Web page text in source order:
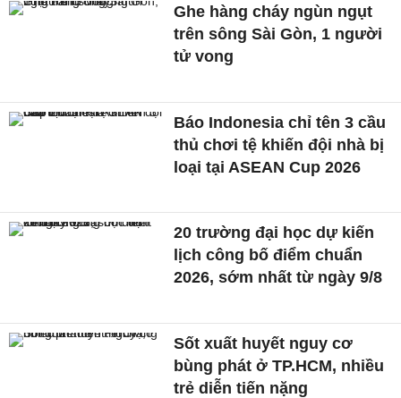
Ghe hàng cháy ngùn ngụt
trên sông Sài Gòn, 1 người
tử vong
Báo Indonesia chỉ tên 3 cầu
thủ chơi tệ khiến đội nhà bị
loại tại ASEAN Cup 2026
20 trường đại học dự kiến
lịch công bố điểm chuẩn
2026, sớm nhất từ ngày 9/8
Sốt xuất huyết nguy cơ
bùng phát ở TP.HCM, nhiều
trẻ diễn tiến nặng